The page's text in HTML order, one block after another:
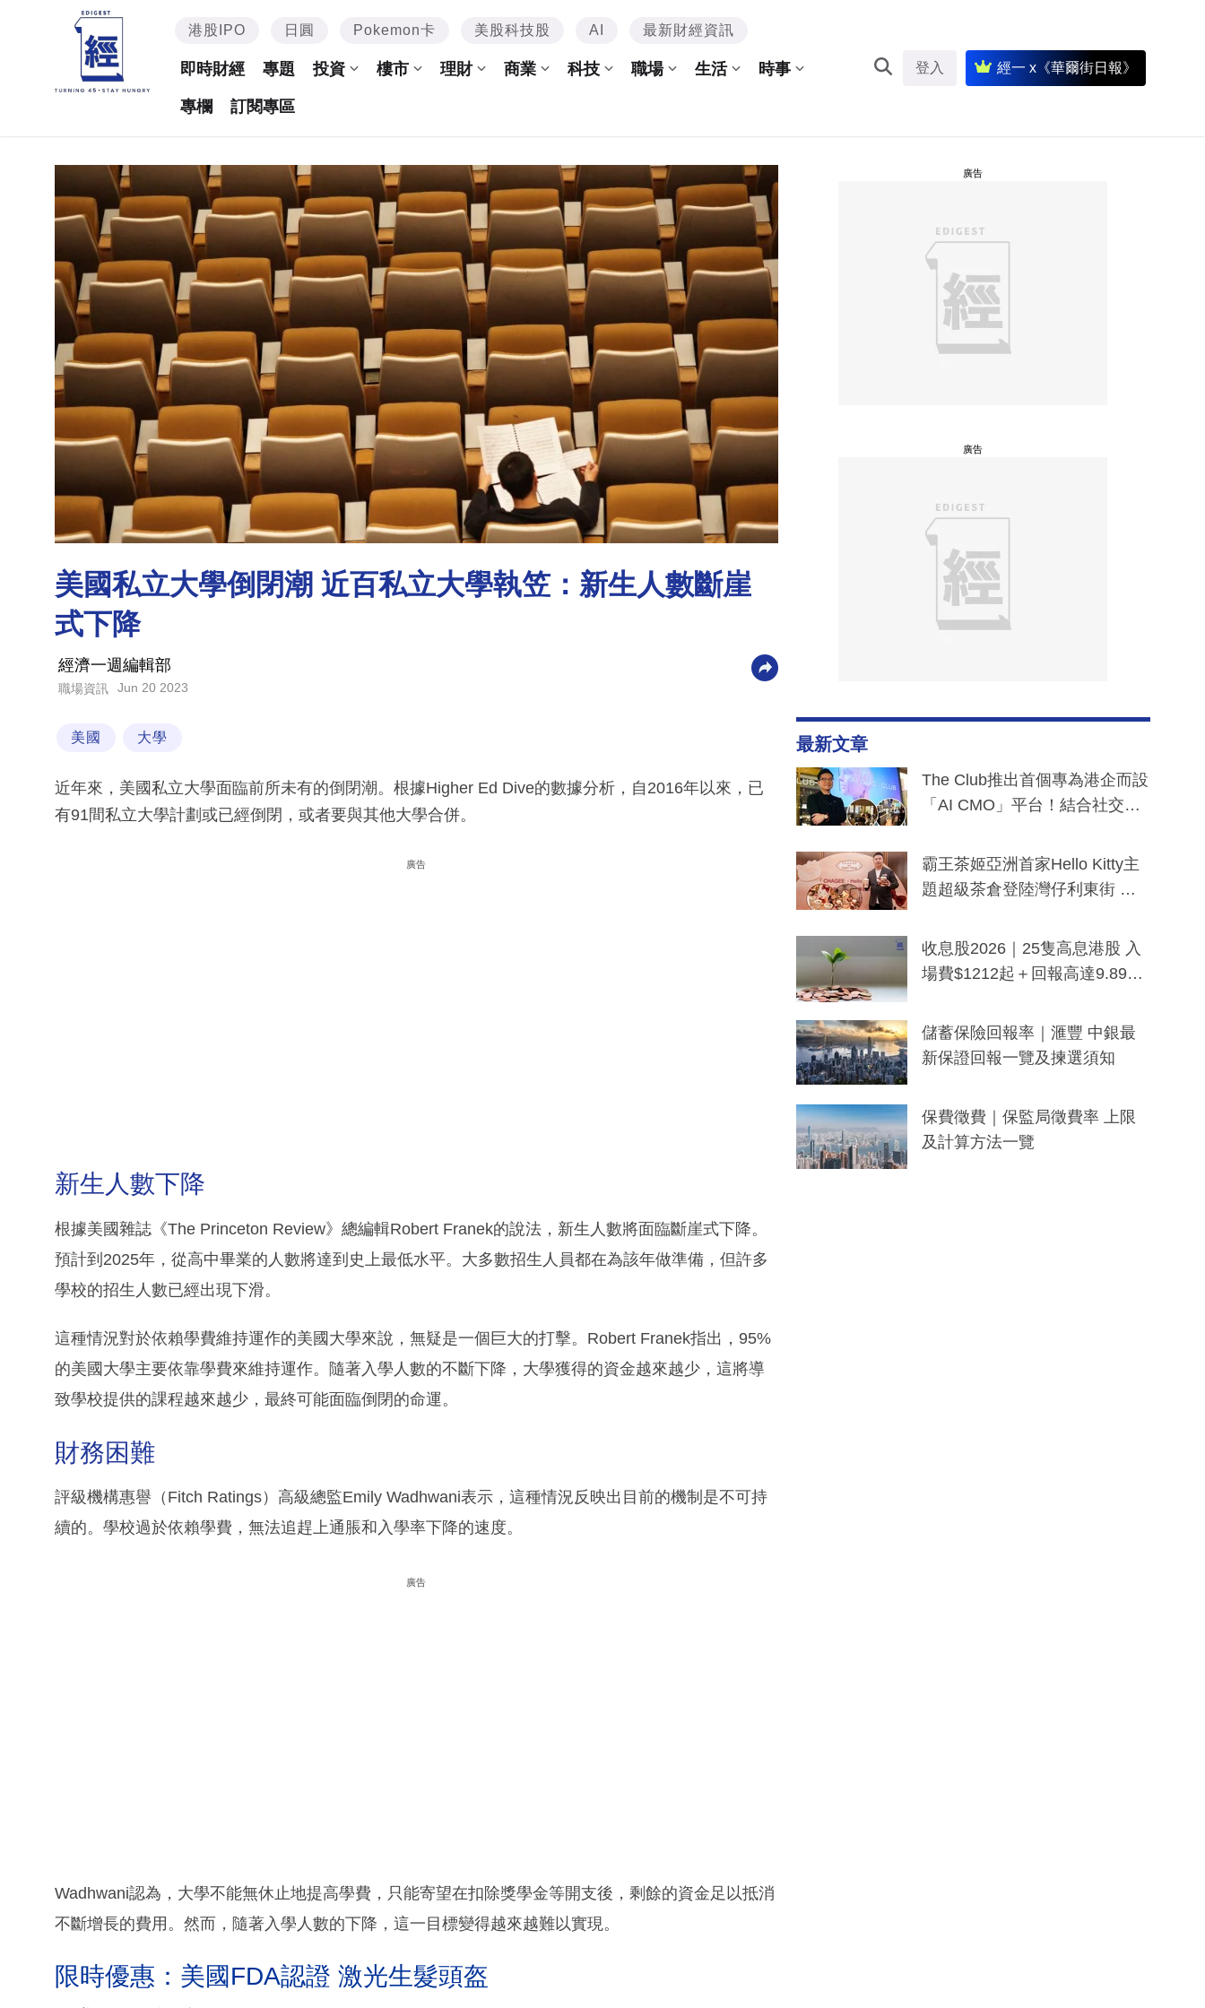
港股IPO 日圓 Pokemon卡 美股科技股 AI 最新財經資訊
即時財經 專題 投資 樓市 理財 商業 科技 職場 生活 時事
專欄 訂閱專區
登入 經一 x《華爾街日報》
美國私立大學倒閉潮 近百私立大學執笠：新生人數斷崖
式下降
經濟一週編輯部
職場資訊 Jun 20 2023
美國 大學
近年來，美國私立大學面臨前所未有的倒閉潮。根據Higher Ed Dive的數據分析，自2016年以來，已
有91間私立大學計劃或已經倒閉，或者要與其他大學合併。
廣告
新生人數下降
根據美國雜誌《The Princeton Review》總編輯Robert Franek的說法，新生人數將面臨斷崖式下降。
預計到2025年，從高中畢業的人數將達到史上最低水平。大多數招生人員都在為該年做準備，但許多
學校的招生人數已經出現下滑。
這種情況對於依賴學費維持運作的美國大學來說，無疑是一個巨大的打擊。Robert Franek指出，95%
的美國大學主要依靠學費來維持運作。隨著入學人數的不斷下降，大學獲得的資金越來越少，這將導
致學校提供的課程越來越少，最終可能面臨倒閉的命運。
財務困難
評級機構惠譽（Fitch Ratings）高級總監Emily Wadhwani表示，這種情況反映出目前的機制是不可持
續的。學校過於依賴學費，無法追趕上通脹和入學率下降的速度。
廣告
Wadhwani認為，大學不能無休止地提高學費，只能寄望在扣除獎學金等開支後，剩餘的資金足以抵消
不斷增長的費用。然而，隨著入學人數的下降，這一目標變得越來越難以實現。
限時優惠：美國FDA認證 激光生髮頭盔
廣告
廣告
最新文章
The Club推出首個專為港企而設
「AI CMO」平台！結合社交聆
分鐘生成「貼地」宣傳短片
霸王茶姬亞洲首家Hello Kitty主
題超級茶倉登陸灣仔利東街 推
y及香港限定特調系列
收息股2026｜25隻高息港股 入
場費$1212起＋回報高達9.89
儲蓄保險回報率｜滙豐 中銀最
新保證回報一覽及揀選須知
保費徵費｜保監局徵費率 上限
及計算方法一覽